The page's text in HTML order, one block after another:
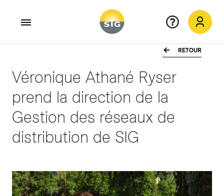
RETOUR
Véronique Athané Ryser
prend la direction de la
Gestion des réseaux de
distribution de SIG